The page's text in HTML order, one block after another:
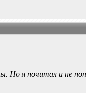
Но я почитал и не